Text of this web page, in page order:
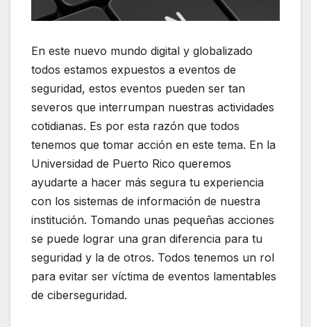
En este nuevo mundo digital y globalizado
todos estamos expuestos a eventos de
seguridad, estos eventos pueden ser tan
severos que interrumpan nuestras actividades
cotidianas. Es por esta razón que todos
tenemos que tomar acción en este tema. En la
Universidad de Puerto Rico queremos
ayudarte a hacer más segura tu experiencia
con los sistemas de información de nuestra
institución. Tomando unas pequeñas acciones
se puede lograr una gran diferencia para tu
seguridad y la de otros. Todos tenemos un rol
para evitar ser víctima de eventos lamentables
de ciberseguridad.